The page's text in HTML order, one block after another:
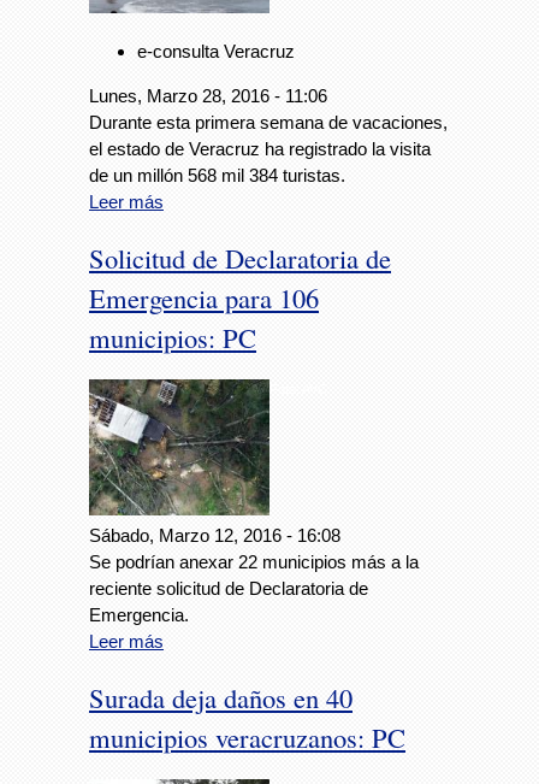
e-consulta Veracruz
Lunes, Marzo 28, 2016 - 11:06
Durante esta primera semana de vacaciones,
el estado de Veracruz ha registrado la visita
de un millón 568 mil 384 turistas.
Leer más
Solicitud de Declaratoria de
Emergencia para 106
municipios: PC
Sábado, Marzo 12, 2016 - 16:08
Se podrían anexar 22 municipios más a la
reciente solicitud de Declaratoria de
Emergencia.
Leer más
Surada deja daños en 40
municipios veracruzanos: PC